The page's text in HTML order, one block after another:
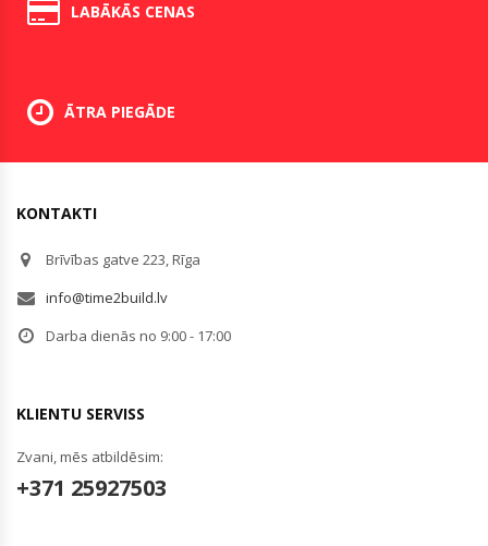
LABĀKĀS CENAS
ĀTRA PIEGĀDE
KONTAKTI
Brīvības gatve 223, Rīga
info@time2build.lv
Darba dienās no 9:00 - 17:00
KLIENTU SERVISS
Zvani, mēs atbildēsim:
+371 25927503